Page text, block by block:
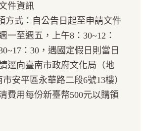
件資訊
方式：自公告日起至申請文件
一至週五，上午8：30~12：
：30，遇國定假日則當日
逕向臺南市政府文化局（地
安平區永華路二段6號13樓）
費用每份新臺幣500元以購領